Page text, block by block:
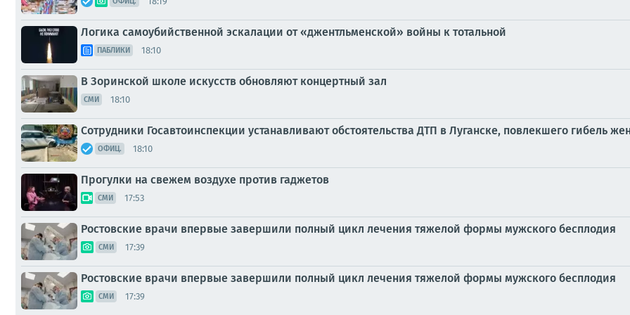
Логика самоубийственной эскалации от «джентльменской» войны к тотальной
ПАБЛИКИ 18:10
В Зоринской школе искусств обновляют концертный зал
СМИ 18:10
Сотрудники Госавтоинспекции устанавливают обстоятельства ДТП в Луганске, повлекшего гибель
ОФИЦ. 18:10
Прогулки на свежем воздухе против гаджетов
СМИ 17:53
Ростовские врачи впервые завершили полный цикл лечения тяжелой формы мужского бесплодия
СМИ 17:39
Ростовские врачи впервые завершили полный цикл лечения тяжелой формы мужского бесплодия
СМИ 17:39